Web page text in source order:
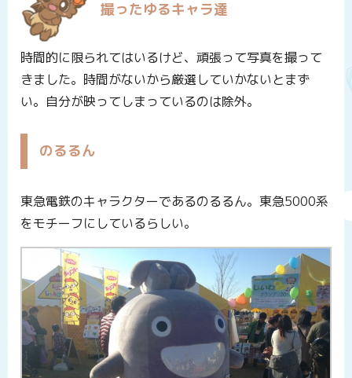
撮ったゆるキャラ達
時間的に限られてはいるけど、頑張って写真を撮って
きました。時間がないから厳選していかないとまず
い。自分が映ってしまっているのは除外。
のるるん
東急電鉄のキャラクターであるのるるん。東急5000系
をモチーフにしているらしい。